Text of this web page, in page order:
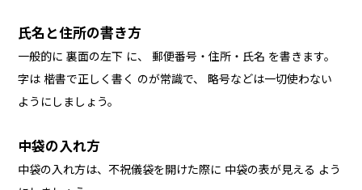
氏名と住所の書き方
一般的に 裏面の左下 に、 郵便番号・住所・氏名 を書きます。
字は 楷書で正しく書く のが常識で、 略号などは一切使わない
ようにしましょう。
中袋の入れ方
中袋の入れ方は、不祝儀袋を開けた際に 中袋の表が見える よう